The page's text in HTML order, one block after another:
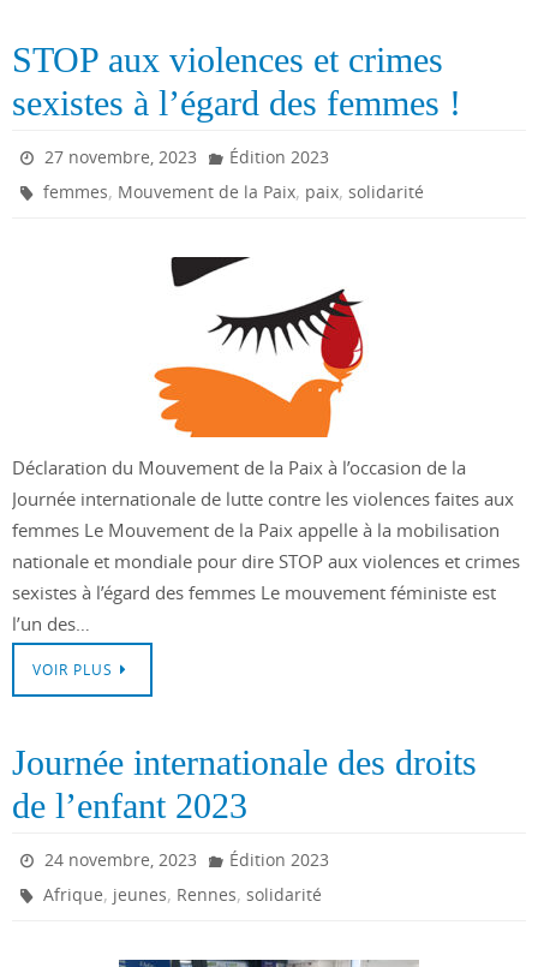
STOP aux violences et crimes
sexistes à l’égard des femmes !
27 novembre, 2023
Édition 2023
femmes, Mouvement de la Paix, paix,solidarité
Déclaration du Mouvement de la Paix à l’occasion de la
Journée internationale de lutte contre les violences faites aux
femmes Le Mouvement de la Paix appelle à la mobilisation
nationale et mondiale pour dire STOP aux violences et crimes
sexistes à l’égard des femmes Le mouvement féministe est
l’un des…
VOIR PLUS
Journée internationale des droits
de l’enfant 2023
24 novembre, 2023
Édition 2023
Afrique, jeunes, Rennes,solidarité